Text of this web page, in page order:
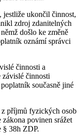
jestliže ukončil činnost,
zdroj zdanitelných
došlo ke změně
oznámí správci
činnosti a
činnosti
současně jiné
z příjmů fyzických osob
povinen srážet
§ 38h ZDP.